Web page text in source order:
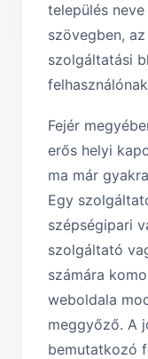
település
szövegben,
szolgáltatási
Fejér
erős helyi
ma már
Egy
szépségipari
szolgáltató
számára
weboldala
meggyőző. A
bemutatkozó